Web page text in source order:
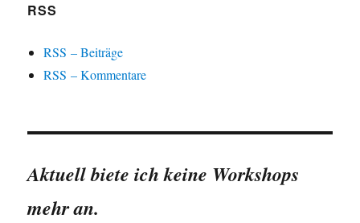
RSS
RSS – Beiträge
RSS – Kommentare
Aktuell biete ich keine Workshops
mehr an.